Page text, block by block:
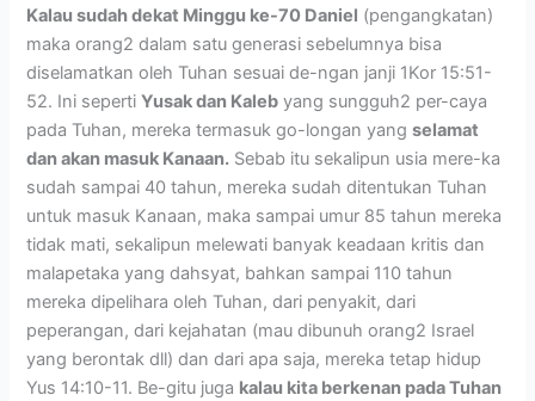
Kalau sudah dekat Minggu ke-70 Daniel (pengangkatan)
maka orang2 dalam satu generasi sebelumnya bisa
diselamatkan oleh Tuhan sesuai de-ngan janji 1Kor 15:51-
52. Ini sepertiYusak dan Kaleb yang sungguh2 per-caya
pada Tuhan, mereka termasuk go-longan yangselamat
dan akan masuk Kanaan. Sebab itu sekalipun usia mere-ka
sudah sampai 40 tahun, mereka sudah ditentukan Tuhan
untuk masuk Kanaan, maka sampai umur 85 tahun mereka
tidak mati, sekalipun melewati banyak keadaan kritis dan
malapetaka yang dahsyat, bahkan sampai 110 tahun
mereka dipelihara oleh Tuhan, dari penyakit, dari
peperangan, dari kejahatan (mau dibunuh orang2 Israel
yang berontak dll) dan dari apa saja, mereka tetap hidup
Yus 14:10-11. Be-gitu juga kalau kita berkenan pada Tuhan